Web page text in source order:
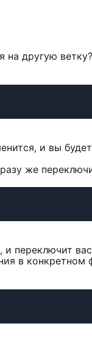
другую
и вы
же
переключит
в конкретном